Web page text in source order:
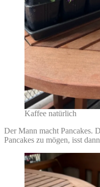
Kaffee natürlich
Der Mann macht Pancakes.
Pancakes zu mögen, isst